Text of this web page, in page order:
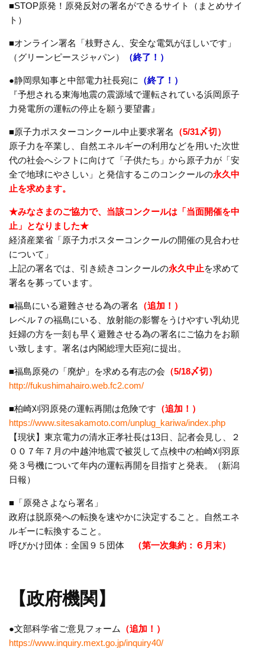
■STOP原発！原発反対の署名ができるサイト（まとめサイ
ト）
■オンライン署名「枝野さん、安全な電気がほしいです」
（グリーンピースジャパン）
（終了！）
●静岡県知事と中部電力社長宛に
（終了！）
『予想される東海地震の震源域で運転されている浜岡原子
力発電所の運転の停止を願う要望書』
■原子力ポスターコンクール中止要求署名
（5/31〆切）
原子力を卒業し、自然エネルギーの利用などを用いた次世
代の社会へシフトに向けて「子供たち」から原子力が「安
全で地球にやさしい」と発信するこのコンクールの永久中
止を求めます。
★みなさまのご協力で、当該コンクールは「当面開催を中
止」となりました★
経済産業省「原子力ポスターコンクールの開催の見合わせ
について」
上記の署名では、引き続きコンクールの永久中止を求めて
署名を募っています。
■福島にいる避難させる為の署名
（追加！）
レベル７の福島にいる、放射能の影響をうけやすい乳幼児
妊婦の方を一刻も早く避難させる為の署名にご協力をお願
い致します。署名は内閣総理大臣宛に提出。
■福島原発の「廃炉」を求める有志の会 （5/18〆切）
http://fukushimahairo.web.fc2.com/
■柏崎刈羽原発の運転再開は危険です （追加！）
https://www.sitesakamoto.com/unplug_kariwa/index.php
【現状】東京電力の清水正孝社長は13日、記者会見し、２
００７年７月の中越沖地震で被災して点検中の柏崎刈羽原
発３号機について年内の運転再開を目指すと発表。（新潟
日報）
■「原発さよなら署名」
政府は脱原発への転換を速やかに決定すること。自然エネ
ルギーに転換すること。
呼びかけ団体：全国９５団体
（第一次集約：６月末）
【政府機関】
●文部科学省ご意見フォーム
（追加！）
https://www.inquiry.mext.go.jp/inquiry40/